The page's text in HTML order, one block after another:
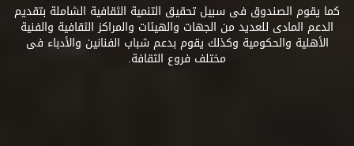
كما يقوم الصندوق فى سبيل تحقيق التنمية الثقافية الشاملة بتقديم
الدعم المادى للعديد من الجهات والهيئات والمراكز الثقافية والفنية
الأهلية والحكومية وكذلك يقوم بدعم شباب الفنانين والأدباء فى
مختلف فروع الثقافة.